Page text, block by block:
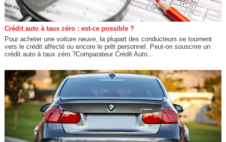
Crédit auto à taux zéro : est-ce possible ?
Pour acheter une voiture neuve, la plupart des conducteurs se tournent
vers le crédit affecté ou encore le prêt personnel. Peut-on souscrire un
crédit auto à taux zéro ?Comparateur Crédit Auto...